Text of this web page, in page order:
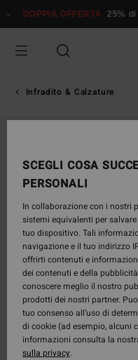
alle
prodotto
DOPPIA OFFERTA 25%
Infradito & Calzature
SCEGLI COSA
PERSONALI
In collaborazione con i nostri
sistemi equivalenti per
tuo dispositivo. Tali
navigazione e il tuo indirizzo
offrirti contenuti e
dei contenuti e della
conoscere meglio il nostro
prodotti dei nostri partner.
tuo consenso all’uso di
di cookie (ad esempio, alcuni
informazioni consulta la
sulla privacy.